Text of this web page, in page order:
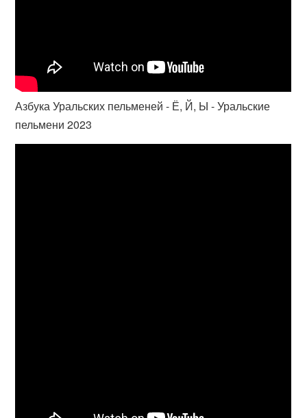
Азбука Уральских пельменей - Ё, Й, Ы - Уральские
пельмени 2023